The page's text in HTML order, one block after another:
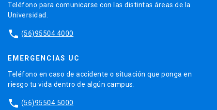
Teléfono para comunicarse con las distintas áreas de la
Universidad.
phone (56)95504 4000
EMERGENCIAS UC
Teléfono en caso de accidente o situación que ponga en
riesgo tu vida dentro de algún campus.
phone (56)95504 5000